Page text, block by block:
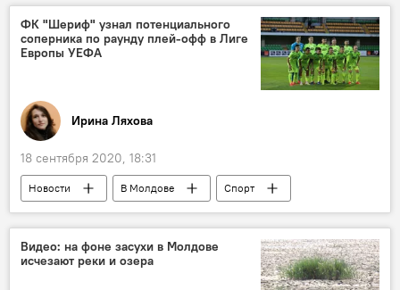
ракеты
ФК "Шериф" узнал потенциального
соперника по раунду плей-офф в Лиге
Европы УЕФА
Ирина Ляхова
18 сентября 2020, 18:31
Новости В Молдове
Спорт
Лига Европы
УЕФА ФК "Шериф"
Видео: на фоне засухи в Молдове
исчезают реки и озера